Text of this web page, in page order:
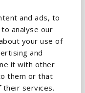
and ads, to
analyse our
your use of
and
it with other
them or that
their services.
αλλά και σε
εκδήλωσης,
από την